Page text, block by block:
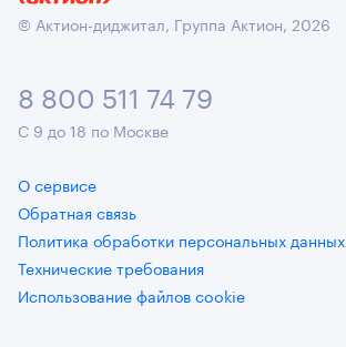
© Актион-диджитал, Группа Актион, 2026
8 800 511 74 79
С 9 до 18 по Москве
О сервисе
Обратная связь
Политика обработки персональных данных
Технические требования
Использование файлов cookie